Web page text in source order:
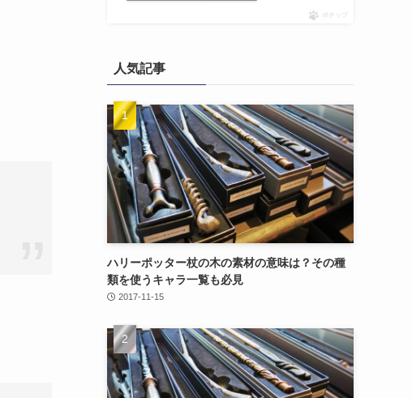
ポチップ
人気記事
ハリーポッター杖の木の素材の意味は？その種
類を使うキャラ一覧も必見
2017-11-15